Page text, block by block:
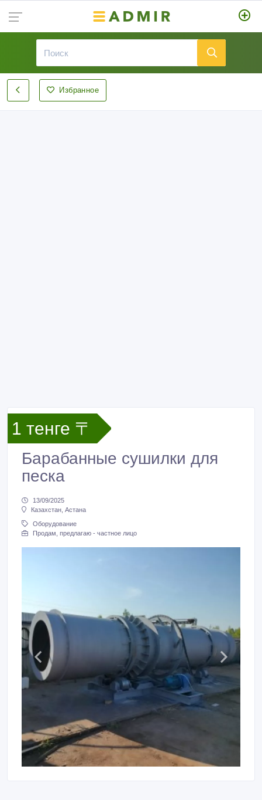
Избранное
1 тенге 〒
Барабанные сушилки для
песка
13/09/2025
Казахстан, Астана
Оборудование
Продам, предлагаю - частное лицо